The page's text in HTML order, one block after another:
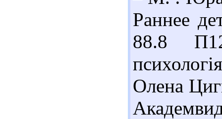
Раннее
88.8
Олена